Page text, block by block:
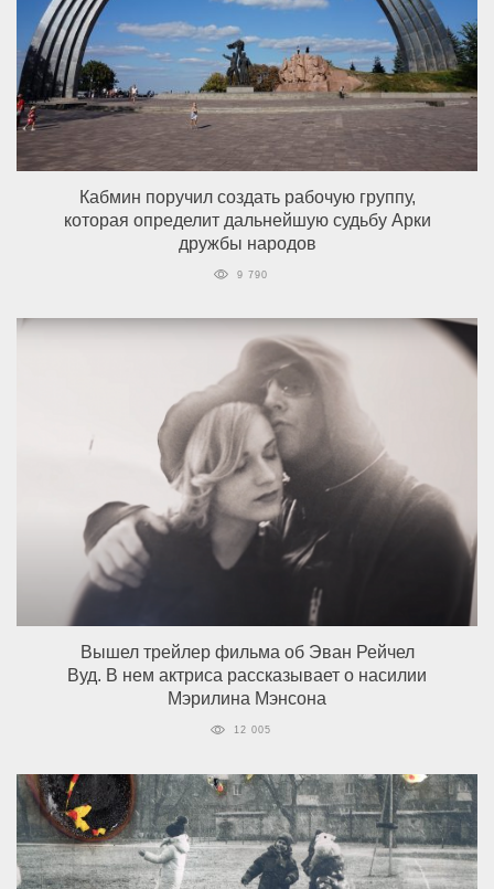
Кабмин поручил создать рабочую группу,
которая определит дальнейшую судьбу Арки
дружбы народов
9 790
Вышел трейлер фильма об Эван Рейчел
Вуд. В нем актриса рассказывает о насилии
Мэрилина Мэнсона
12 005